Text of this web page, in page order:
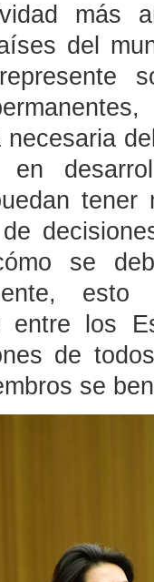
más
del
necesaria
en
tener
se
entre los
de
se